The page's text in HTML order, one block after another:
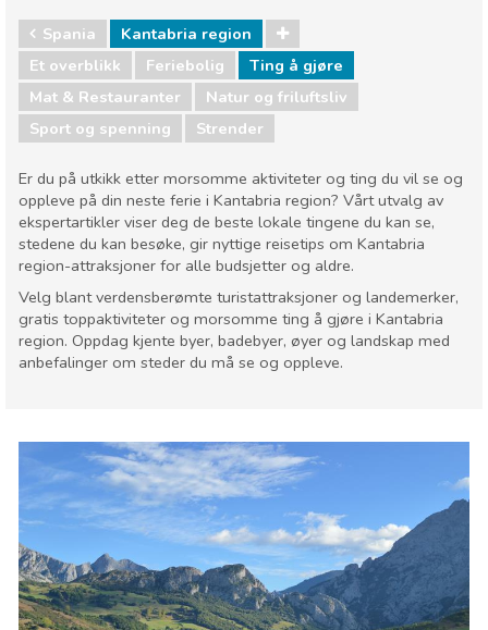
Spania
Kantabria region
Et overblikk
Feriebolig
Ting å gjøre
Mat & Restauranter
Natur og friluftsliv
Sport og spenning
Strender
Er du på utkikk etter morsomme aktiviteter og ting du vil se og
oppleve på din neste ferie i Kantabria region? Vårt utvalg av
ekspertartikler viser deg de beste lokale tingene du kan se,
stedene du kan besøke, gir nyttige reisetips om Kantabria
region-attraksjoner for alle budsjetter og aldre.
Velg blant verdensberømte turistattraksjoner og landemerker,
gratis toppaktiviteter og morsomme ting å gjøre i Kantabria
region. Oppdag kjente byer, badebyer, øyer og landskap med
anbefalinger om steder du må se og oppleve.
Mat & Restauranter
Natur og friluftsliv
Sport og spenning
Strender